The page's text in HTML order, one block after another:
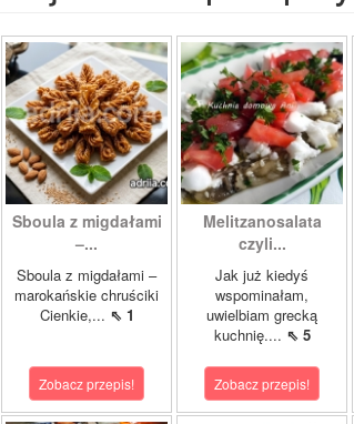
Sboula z migdałami
–...
Sboula z migdałami –
marokańskie chruściki
Cienkie,... ⇖ 1
Zobacz przepis!
Melitzanosalata
czyli...
Jak już kiedyś
wspominałam,
uwielbiam grecką
kuchnię.... ⇖ 5
Zobacz przepis!